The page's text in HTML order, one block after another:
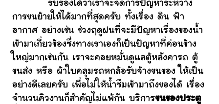
รับรองได้ว่าเราจะจัดการปัญหาระหว่าง
การขนย้ายให้ได้มากที่สุดครับ ทั้งเรื่อง ดิน ฟ้า
อากาศ อย่างเช่น ช่วงฤดูฝนที่จะมีปัญหาเรื่องของน้ำ
เข้ามาเกี่ยวข้องซึ่งทางเราเองก็เป็นปัญหาที่ค่อนข้าง
ใหญ่มากเช่นกัน เราจะคอยหมั่นดูแลตู้หลังคารถ ตู้
ขนส่ง หรือ ผ้าใบคลุมรถหกล้อรับจ้างขนของ ให้เป็น
อย่างดีเลยครับ เพื่อไม่ให้น้ำซึมเข้ามาถึงของได้ เรื่อง
จำนวนคิวงานก็สำคัญไม่แพ้กัน บริการขนของประตู